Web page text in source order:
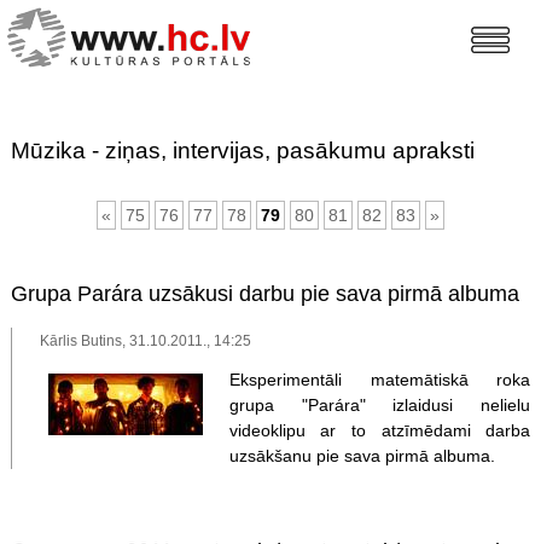
Mūzika - ziņas, intervijas, pasākumu apraksti
« 75 76 77 78 79 80 81 82 83 »
Grupa Parára uzsākusi darbu pie sava pirmā albuma
Kārlis Butins, 31.10.2011., 14:25
Eksperimentāli matemātiskā roka
grupa "Parára" izlaidusi nelielu
videoklipu ar to atzīmēdami darba
uzsākšanu pie sava pirmā albuma.